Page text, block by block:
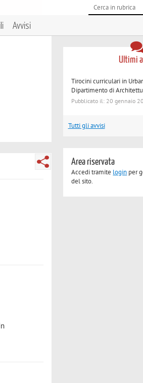
Avvisi
Ultimi
Tirocini curriculari in
Dipartimento di
Pubblicato il: 20 gennaio
Tutti gli avvisi
Area riservata
Accedi tramite login per
del sito.